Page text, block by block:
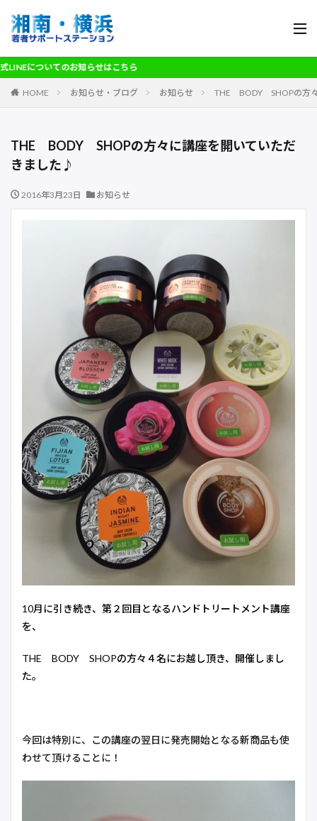
のお知らせはこちら
HOME お知らせ・ブログ お知らせ THE BODY SHOPの方
THE BODY SHOPの方々に講座を開いていただ
きました♪
2016年3月23日 お知らせ
10月に引き続き、第２回目となるハンドトリートメント講座
を、
THE BODY SHOPの方々４名にお越し頂き、開催しまし
た。
今回は特別に、この講座の翌日に発売開始となる新商品も使
わせて頂けることに！